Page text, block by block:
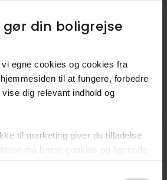
gør din boligrejse
egne cookies og cookies fra
til at fungere, forbedre
dig relevant indhold og
til marketing giver du tilladelse
må bruge cookies og lignende
23,